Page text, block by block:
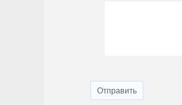
Отправить